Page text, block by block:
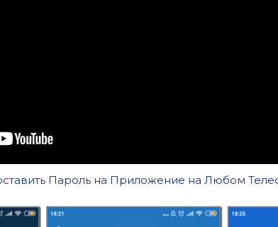
Пароль на Приложение на Любом